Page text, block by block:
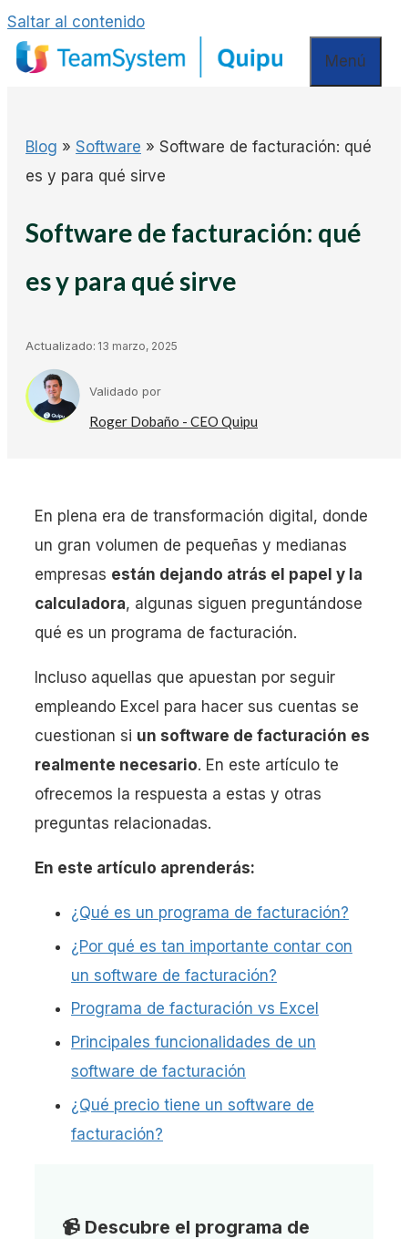
Saltar al contenido
Menú
Blog » Software » Software de facturación: qué
es y para qué sirve
Software de facturación: qué
es y para qué sirve
Actualizado: 13 marzo, 2025
Validado por
Roger Dobaño - CEO Quipu
En plena era de transformación digital, donde
un gran volumen de pequeñas y medianas
empresas están dejando atrás el papel y la
calculadora, algunas siguen preguntándose
qué es un programa de facturación.
Incluso aquellas que apuestan por seguir
empleando Excel para hacer sus cuentas se
cuestionan si un software de facturación es
realmente necesario. En este artículo te
ofrecemos la respuesta a estas y otras
preguntas relacionadas.
En este artículo aprenderás:
¿Qué es un programa de facturación?
¿Por qué es tan importante contar con
un software de facturación?
Programa de facturación vs Excel
Principales funcionalidades de un
software de facturación
¿Qué precio tiene un software de
facturación?
📹 Descubre el programa de